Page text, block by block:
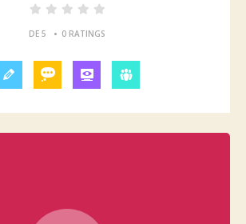
DE 5 • 0 RATINGS